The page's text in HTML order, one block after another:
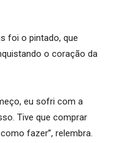
foi o pintado, que
o coração da
eu sofri com a
Tive que comprar
fazer”, relembra.